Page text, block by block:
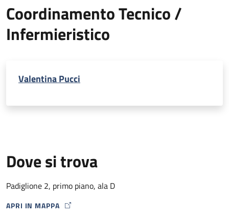
Coordinamento Tecnico /
Infermieristico
Valentina Pucci
Dove si trova
Padiglione 2, primo piano, ala D
APRI IN MAPPA
MAP ICON